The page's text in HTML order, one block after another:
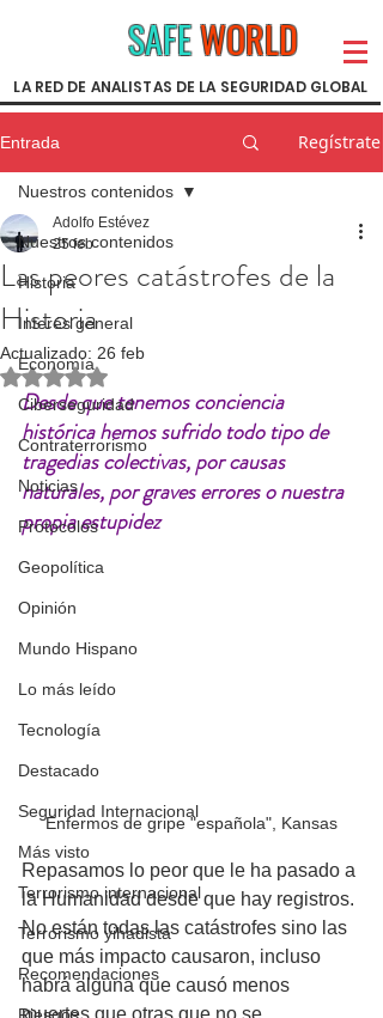
SAFEWORLD
LA RED DE ANALISTAS DE LA SEGURIDAD GLOBAL
Entrada Regístrate
Nuestros contenidos
Historia
Interés general
Economía
Ciberseguridad
Contraterrorismo
Noticias
Protocolos
Geopolítica
Opinión
Mundo Hispano
Lo más leído
Tecnología
Destacado
Seguridad Internacional
Más visto
Terrorismo internacional
Terrorismo yihadista
Recomendaciones
Nuestros contenidos
Las peores catástrofes de la
Historia
Adolfo Estévez
25 feb
Actualizado: 26 feb
Obtuvo NaN de 5 estrellas.
Desde que tenemos conciencia
histórica hemos sufrido todo tipo de
tragedias colectivas, por causas
naturales, por graves errores o nuestra
propia estupidez
Enfermos de gripe "española", Kansas
Repasamos lo peor que le ha pasado a
la Humanidad desde que hay registros.
No están todas las catástrofes sino las
que más impacto causaron, incluso
habrá alguna que causó menos
muertes que otras que no se